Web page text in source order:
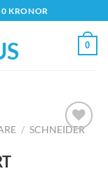
KRONOR
0
/ SCHNEIDER